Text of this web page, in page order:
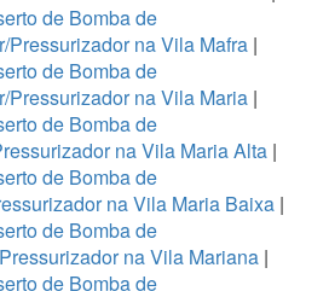
de Bomba de
Pressurizador na Vila Mafra |
de Bomba de
Pressurizador na Vila Maria|
de Bomba de
na Vila Maria Alta|
de Bomba de
na Vila Maria Baixa |
de Bomba de
na Vila Mariana|
de Bomba de